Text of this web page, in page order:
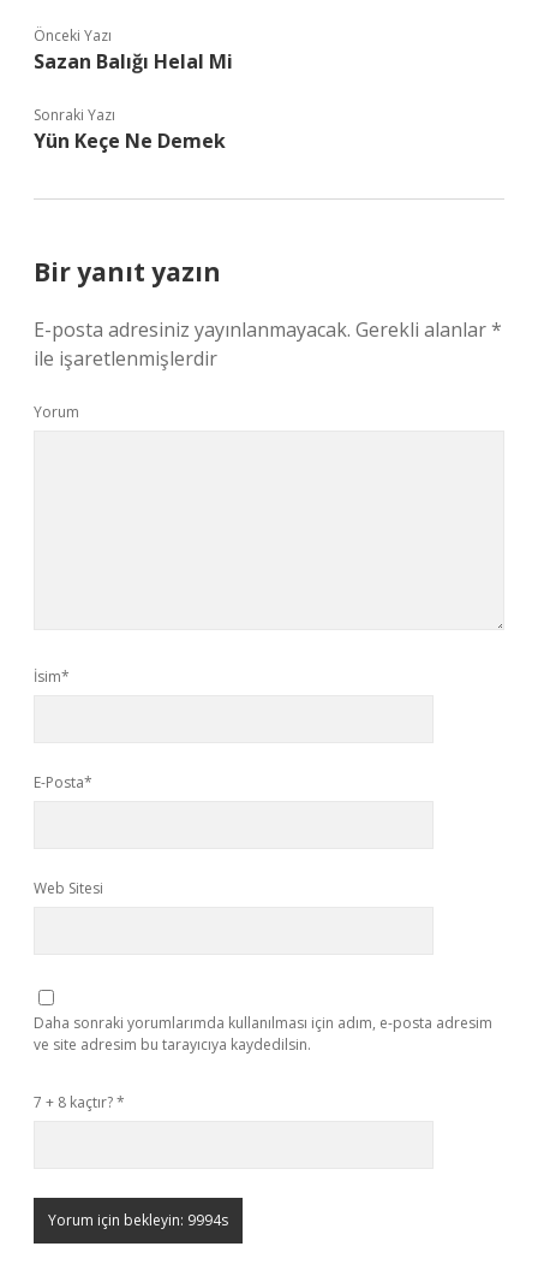
Önceki Yazı
Sazan Balığı Helal Mi
Sonraki Yazı
Yün Keçe Ne Demek
Bir yanıt yazın
E-posta adresiniz yayınlanmayacak. Gerekli alanlar*
ile işaretlenmişlerdir
Yorum
İsim*
E-Posta*
Web Sitesi
Daha sonraki yorumlarımda kullanılması için adım, e-posta adresim
ve site adresim bu tarayıcıya kaydedilsin.
7 + 8 kaçtır?*